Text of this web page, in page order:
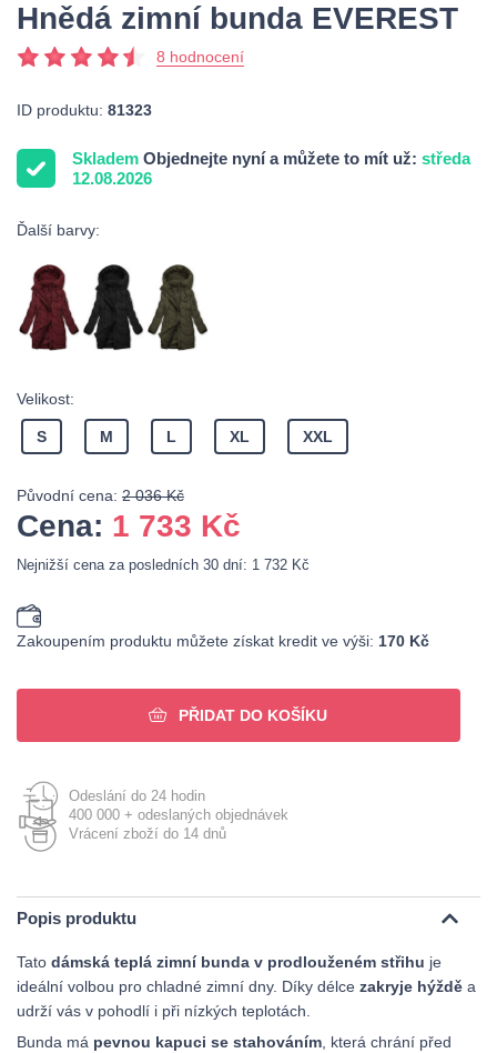
Hnědá zimní bunda EVEREST
8 hodnocení
ID produktu: 81323
Skladem Objednejte nyní a můžete to mít už: středa
12.08.2026
Ďalší barvy:
Velikost:
S M L XL XXL
Původní cena: 2 036 Kč
Cena: 1 733 Kč
Nejnižší cena za posledních 30 dní: 1 732 Kč
Zakoupením produktu můžete získat kredit ve výši: 170 Kč
PŘIDAT DO KOŠÍKU
Odeslání do 24 hodin
400 000 + odeslaných objednávek
Vrácení zboží do 14 dnů
Popis produktu
Tato dámská teplá zimní bunda v prodlouženém střihu je
ideální volbou pro chladné zimní dny. Díky délce zakryje hýždě a
udrží vás v pohodlí i při nízkých teplotách.
Bunda má pevnou kapuci se stahováním , která chrání před